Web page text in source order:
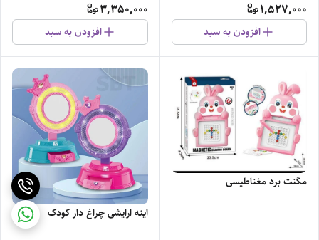
1,527,000
افزودن به سبد
3,350,000
افزودن به سبد
مگنت برد مغناطیسی
اینه ارایشی چراغ دار کودک